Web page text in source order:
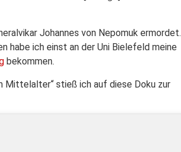
Johannes von Nepomuk ermordet.
habe ich einst an der Uni Bielefeld meine
bekommen.
Mittelalter“ stieß ich auf diese Doku zur